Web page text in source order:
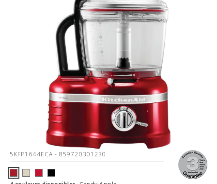
5KFP1644ECA - 859720301230